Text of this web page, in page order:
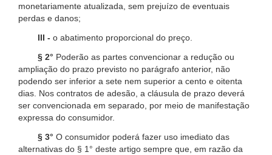
monetariamente atualizada, sem prejuízo de eventuais
perdas e danos;
III - o abatimento proporcional do preço.
§ 2° Poderão as partes convencionar a redução ou
ampliação do prazo previsto no parágrafo anterior, não
podendo ser inferior a sete nem superior a cento e oitenta
dias. Nos contratos de adesão, a cláusula de prazo deverá
ser convencionada em separado, por meio de manifestação
expressa do consumidor.
§ 3° O consumidor poderá fazer uso imediato das
alternativas do § 1° deste artigo sempre que, em razão da